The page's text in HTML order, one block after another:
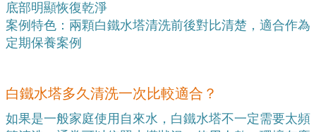
底部明顯恢復乾淨
案例特色：兩顆白鐵水塔清洗前後對比清楚，適合作為
定期保養案例
白鐵水塔多久清洗一次比較適合？
如果是一般家庭使用自來水，白鐵水塔不一定需要太頻